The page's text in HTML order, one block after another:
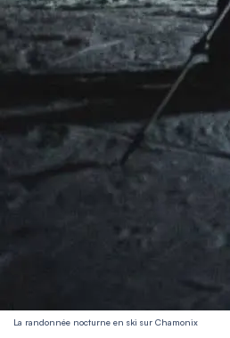
La randonnée nocturne en ski sur Chamonix